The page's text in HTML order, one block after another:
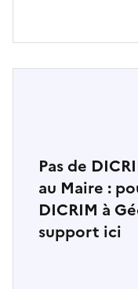
Pas de
au Maire :
DICRIM à
support ici